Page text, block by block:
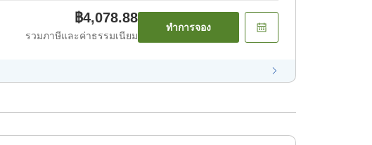
฿4,078.88
รวมภาษีและค่าธรรมเนียม
ทำการจอง